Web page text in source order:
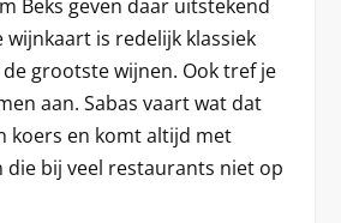
Beks geven daar uitstekend
wijnkaart is redelijk klassiek
grootste wijnen. Ook tref je
aan. Sabas vaart wat dat
koers en komt altijd met
die bij veel restaurants niet op